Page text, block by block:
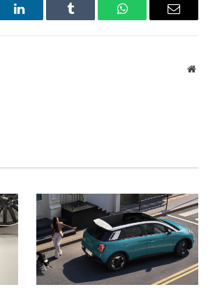
LinkedIn Tumblr WhatsAppEmail
Website